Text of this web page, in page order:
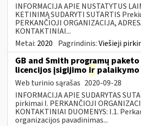
INFORMACIJA APIE NUSTATYTUS
KETINIMĄ SUDARYTI SUTARTIS
PERKANČIOJI ORGANIZACIJA,
KONTAKTINIAI...
Metai: 2020 Pagrindinis:Viešieji
GB and Smith programų
licencijos įsigijimo ir palaikymo
Web turinio sąrašas 2020-09-28
INFORMACIJA APIE SUDARYTAS
pirkimai I. PERKANČIOJI
KONTAKTINIAI DUOMENYS: I.1.
organizacijos pavadinimas...